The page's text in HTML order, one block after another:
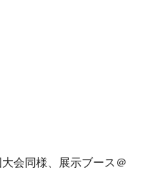
会同様、展示ブース＠